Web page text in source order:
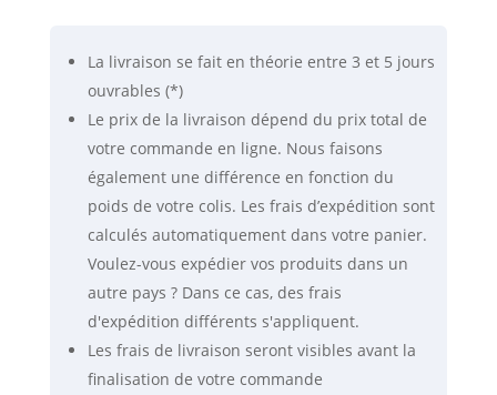
l'électroculture
La livraison se fait en théorie entre 3 et 5 jours
ouvrables (*)
Le prix de la livraison dépend du prix total de
votre commande en ligne. Nous faisons
également une différence en fonction du
poids de votre colis. Les frais d’expédition sont
calculés automatiquement dans votre panier.
Voulez-vous expédier vos produits dans un
autre pays ? Dans ce cas, des frais
d'expédition différents s'appliquent.
Les frais de livraison seront visibles avant la
finalisation de votre commande